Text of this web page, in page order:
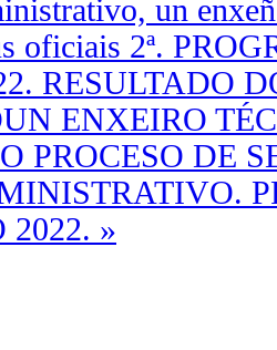
un
oficiais 2ª.
RESULTADO
ENXEIRO
PROCESO DE
2022. »